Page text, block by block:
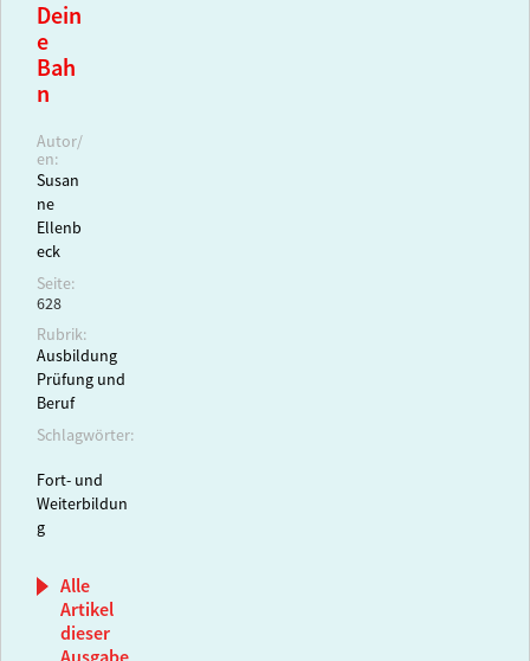
Dein
e
Bah
n
Autor/
en:
Susan
ne
Ellenb
eck
Seite:
628
Rubrik:
Ausbildung
Prüfung und
Beruf
Schlagwörter:
Fort- und
Weiterbildun
g
Alle
Artikel
dieser